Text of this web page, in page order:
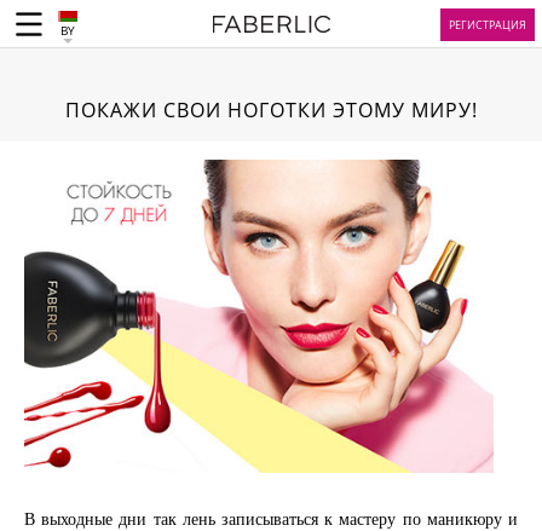
BY РЕГИСТРАЦИЯ
ПОКАЖИ СВОИ НОГОТКИ ЭТОМУ МИРУ!
В выходные дни так лень записываться к мастеру по маникюру и